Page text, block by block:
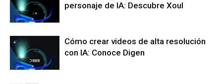
personaje de IA: Descubre Xoul
Cómo crear videos de alta resolución
con IA: Conoce Digen